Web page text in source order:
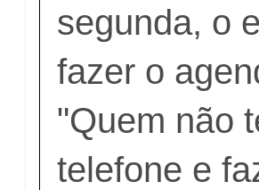
segunda, o
fazer o
"Quem não
telefone e